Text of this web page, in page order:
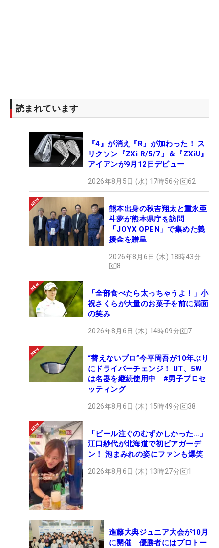
読まれています
『4』が消え『R』が加わった！ ス
リクソン『ZXi R/5/7』＆『ZXiU』
アイアンが9月12日デビュー
2026年8月5日 (水) 17時56分 62
熊本出身の秋吉翔太と重永亜
斗夢が熊本県庁を訪問
「JOYX OPEN」で集めた義
援金を贈呈
2026年8月6日 (木) 18時43分
8
「全部食べたら太っちゃうよ！」小
祝さくらが大量のお菓子を前に満面
の笑み
2026年8月6日 (木) 14時09分 7
“替えないプロ”今平周吾が10年ぶり
にドライバーチェンジ！ UT、5W
は名器を継続使用中 #男子プロセ
ッティング
2026年8月6日 (木) 15時49分 38
「ビール注ぐのむずかしかった…」
江口紗代が北海道で初ビアガーデ
ン！ 泡まみれの姿にファンも爆笑
2026年8月6日 (木) 13時27分 1
進藤大典ジュニア大会が10月
に開催 優勝者にはプロトー